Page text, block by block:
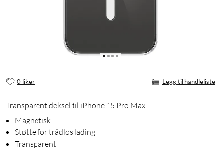
0 liker Legg til handleliste
Transparent deksel til iPhone 15 Pro Max
Magnetisk
Støtte for trådløs lading
Transparent